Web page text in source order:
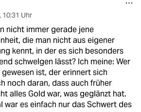
, 10:31 Uhr
nicht immer gerade jene
die man nicht aus eigener
kennt, in der es sich besonders
schwelgen lässt? Ich meine: Wer
ist, der erinnert sich
noch daran, dass auch früher
alles Gold war, was geglänzt hat.
war es einfach nur das Schwert des